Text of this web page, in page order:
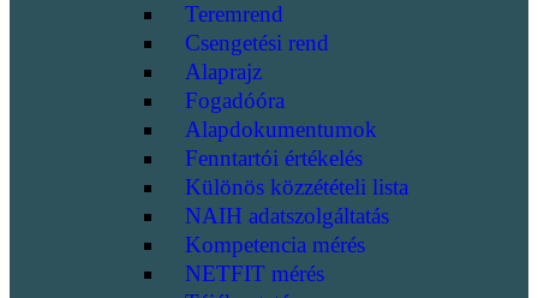
Teremrend
Csengetési rend
Alaprajz
Fogadóóra
Alapdokumentumok
Fenntartói értékelés
Különös közzétételi lista
NAIH adatszolgáltatás
Kompetencia mérés
NETFIT mérés